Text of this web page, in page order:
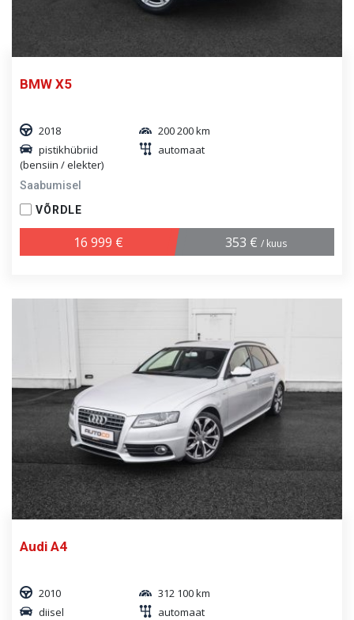
BMW X5
2018
200 200 km
pistikhübriid
(bensiin / elekter)
automaat
Saabumisel
VÕRDLE
16 999 € 353 € / kuus
Audi A4
2010
312 100 km
diisel
automaat